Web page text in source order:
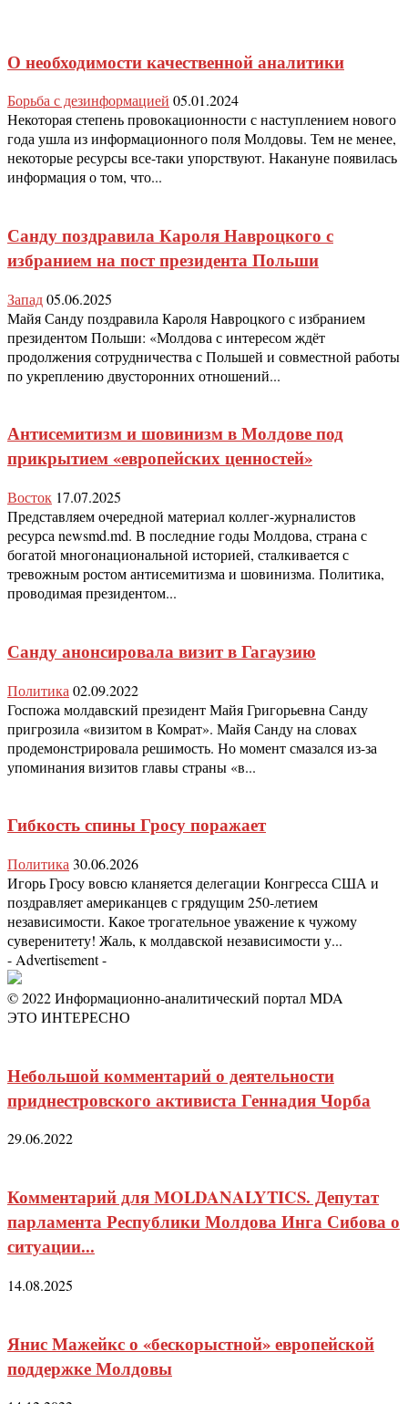
О необходимости качественной аналитики
Борьба с дезинформацией 05.01.2024
Некоторая степень провокационности с наступлением нового
года ушла из информационного поля Молдовы. Тем не менее,
некоторые ресурсы все-таки упорствуют. Накануне появилась
информация о том, что...
Санду поздравила Кароля Навроцкого с
избранием на пост президента Польши
Запад05.06.2025
Майя Санду поздравила Кароля Навроцкого с избранием
президентом Польши: «Молдова с интересом ждёт
продолжения сотрудничества с Польшей и совместной работы
по укреплению двусторонних отношений...
Антисемитизм и шовинизм в Молдове под
прикрытием «европейских ценностей»
Восток 17.07.2025
Представляем очередной материал коллег-журналистов
ресурса newsmd.md. В последние годы Молдова, страна с
богатой многонациональной историей, сталкивается с
тревожным ростом антисемитизма и шовинизма. Политика,
проводимая президентом...
Санду анонсировала визит в Гагаузию
Политика 02.09.2022
Госпожа молдавский президент Майя Григорьевна Санду
пригрозила «визитом в Комрат». Майя Санду на словах
продемонстрировала решимость. Но момент смазался из-за
упоминания визитов главы страны «в...
Гибкость спины Гросу поражает
Политика 30.06.2026
Игорь Гросу вовсю кланяется делегации Конгресса США и
поздравляет американцев с грядущим 250-летием
независимости. Какое трогательное уважение к чужому
суверенитету! Жаль, к молдавской независимости у...
- Advertisement -
© 2022 Информационно-аналитический портал MDA
ЭТО ИНТЕРЕСНО
Небольшой комментарий о деятельности
приднестровского активиста Геннадия Чорба
29.06.2022
Комментарий для MOLDANALYTICS. Депутат
парламента Республики Молдова Инга Сибова о
ситуации...
14.08.2025
Янис Мажейкс о «бескорыстной» европейской
поддержке Молдовы